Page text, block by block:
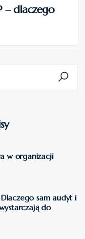
– dlaczego
w organizacji
sam audyt i
do